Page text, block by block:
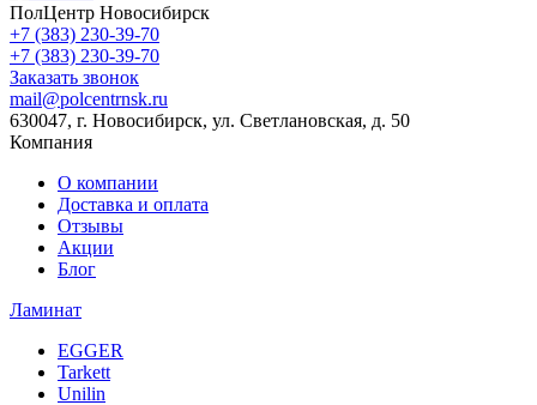
ПолЦентр Новосибирск
+7 (383) 230-39-70
+7 (383) 230-39-70
Заказать звонок
mail@polcentrnsk.ru
630047, г. Новосибирск, ул. Светлановская, д. 50
Компания
О компании
Доставка и оплата
Отзывы
Акции
Блог
Ламинат
EGGER
Tarkett
Unilin